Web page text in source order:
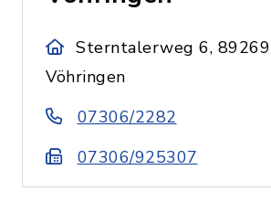
Sterntalerweg 6, 89269
Vöhringen
07306/2282
07306/925307